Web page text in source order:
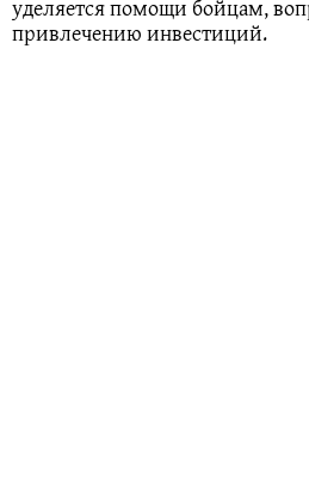
уделяется помощи бойцам,
привлечению инвестиций.